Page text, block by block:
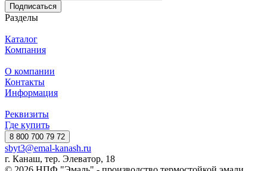
Подписаться
Разделы
Каталог
Компания
О компании
Контакты
Информация
Реквизиты
Где купить
8 800 700 79 72
sbyt3@emal-kanash.ru
г. Канаш, тер. Элеватор, 18